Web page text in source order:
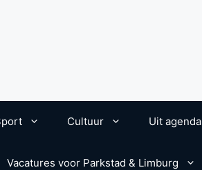
Cultuur Uit agenda
Vacatures voor Parkstad & Limburg